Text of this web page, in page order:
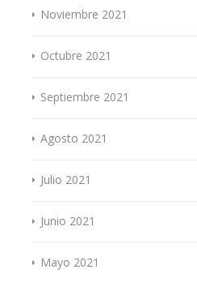
Noviembre 2021
Octubre 2021
Septiembre 2021
Agosto 2021
Julio 2021
Junio 2021
Mayo 2021